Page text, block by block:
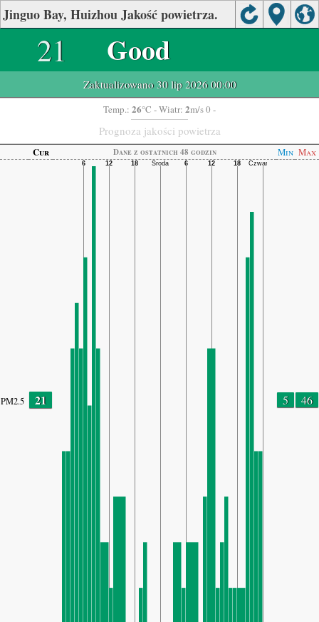
Jinguo Bay, Huizhou Jakość powietrza.
21 Good
Zaktualizowano 30 lip 2026 00:00
Temp.: 26°C - Wiatr: 2m/s 0 -
Prognoza jakości powietrza
Cur Dane z ostatnich 48 godzin Min Max
PM2.5 21 5 46